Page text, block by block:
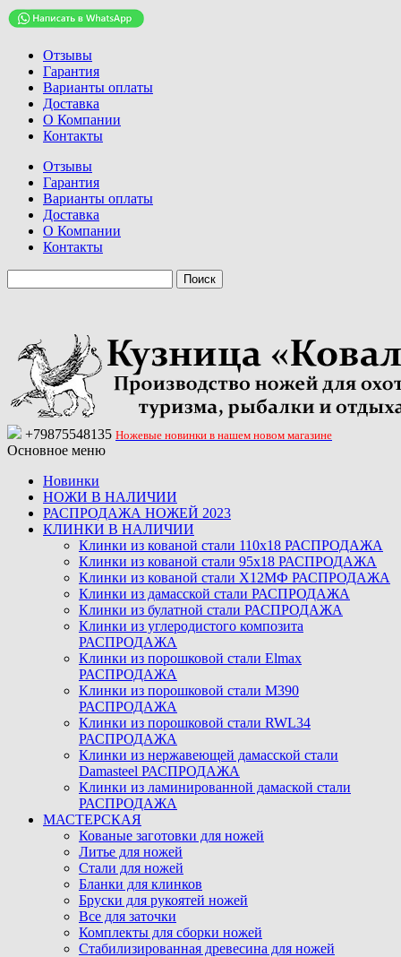
Отзывы
Гарантия
Варианты оплаты
Доставка
О Компании
Контакты
Отзывы
Гарантия
Варианты оплаты
Доставка
О Компании
Контакты
+79875548135 Ножевые новинки в нашем новом магазине
Основное меню
Новинки
НОЖИ В НАЛИЧИИ
РАСПРОДАЖА НОЖЕЙ 2023
КЛИНКИ В НАЛИЧИИ
Клинки из кованой стали 110х18 РАСПРОДАЖА
Клинки из кованой стали 95х18 РАСПРОДАЖА
Клинки из кованой стали Х12МФ РАСПРОДАЖА
Клинки из дамасской стали РАСПРОДАЖА
Клинки из булатной стали РАСПРОДАЖА
Клинки из углеродистого композита
РАСПРОДАЖА
Клинки из порошковой стали Elmax
РАСПРОДАЖА
Клинки из порошковой стали M390
РАСПРОДАЖА
Клинки из порошковой стали RWL34
РАСПРОДАЖА
Клинки из нержавеющей дамасской стали
Damasteel РАСПРОДАЖА
Клинки из ламинированной дамаской стали
РАСПРОДАЖА
МАСТЕРСКАЯ
Кованые заготовки для ножей
Литье для ножей
Стали для ножей
Бланки для клинков
Бруски для рукоятей ножей
Все для заточки
Комплекты для сборки ножей
Стабилизированная древесина для ножей